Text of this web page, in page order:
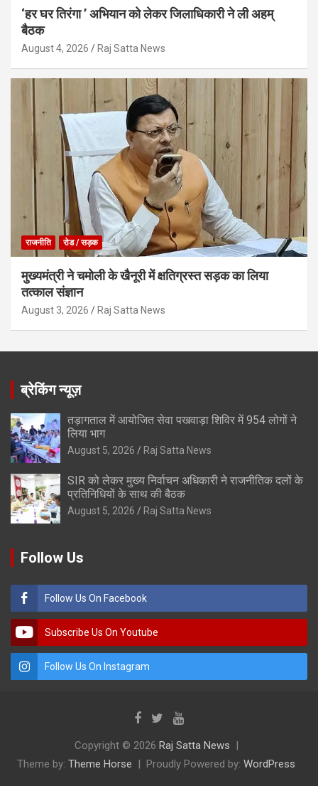
‘हर घर तिरंगा ’ अभियान को लेकर जिलाधिकारी ने ली अहम्
बैठक
August 4, 2026 Raj Satta News
राजनीति रोड / सड़क
मुख्यमंत्री ने चमोली के खैनूरी में क्षतिग्रस्त सड़क का लिया
तत्काल संज्ञान
August 3, 2026 Raj Satta News
ब्रेकिंग न्यूज़
तड़ागताल में आयोजित सेवा पखवाड़ा शिविर में 954 लोगों ने
लिया भाग
August 5, 2026 Raj Satta News
SIR को लेकर मुख्य निर्वाचन अधिकारी ने राजनीतिक दलों के
प्रतिनिधियों के साथ की बैठक
August 5, 2026 Raj Satta News
Follow Us
Follow Us On Facebook
Subscribe Us On Youtube
Follow Us On Instagram
Copyright © 2026 Raj Satta News
Theme by: Theme Horse Proudly Powered by: WordPress